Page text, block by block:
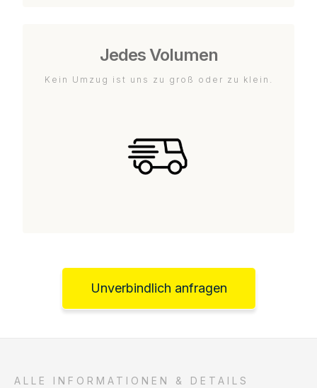
Jedes Volumen
Kein Umzug ist uns zu groß oder zu klein.
Unverbindlich anfragen
ALLE INFORMATIONEN & DETAILS